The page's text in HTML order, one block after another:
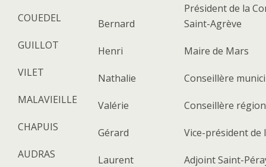
COUEDEL
Bernard
Président de la
Saint-Agrève
GUILLOT
Henri
Maire de Mars
VILET
Nathalie
Conseillère
MALAVIEILLE
Valérie
Conseillère
CHAPUIS
Gérard
Vice-président de
AUDRAS
Laurent
Adjoint Saint-